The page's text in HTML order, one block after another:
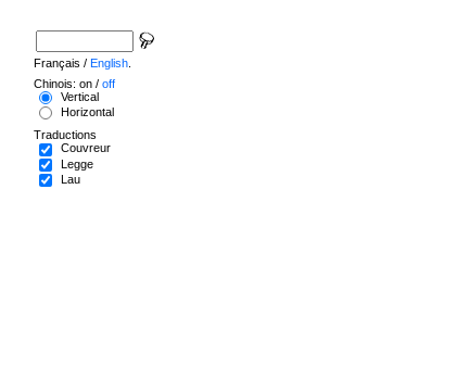
Français / English
Chinois: on / off
Vertical
Horizontal
Traductions
Couvreur
Legge
Lau